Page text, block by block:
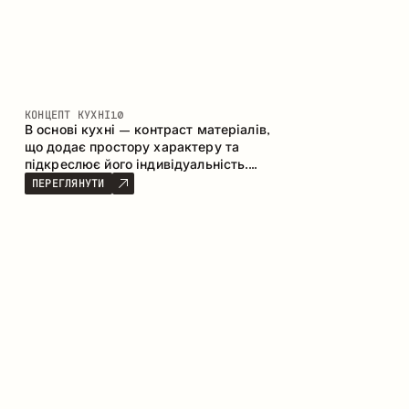
КОНЦЕПТ КУХНІ10
В основі кухні – контраст матеріалів,
що додає простору характеру та
підкреслює його індивідуальність.
Дерево, метал і скло створюють
збалансовану та стильну композицію.
ПЕРЕГЛЯНУТИ